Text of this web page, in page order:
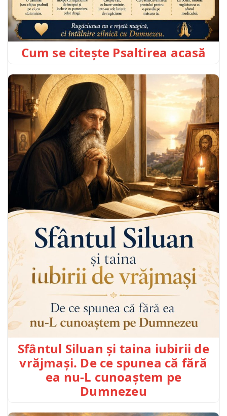
Cum se citește Psaltirea acasă
Sfântul Siluan și taina iubirii de
vrăjmași. De ce spunea că fără
ea nu-L cunoaștem pe
Dumnezeu